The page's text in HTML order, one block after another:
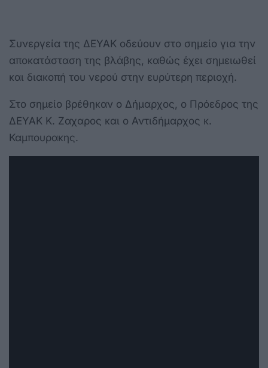
Συνεργεία της ΔΕΥΑΚ οδεύουν στο σημείο για την
αποκατάσταση της βλάβης, καθώς έχει σημειωθεί
και διακοπή του νερού στην ευρύτερη περιοχή.
Στο σημείο βρέθηκαν ο Δήμαρχος, ο Πρόεδρος της
ΔΕΥΑΚ Κ. Ζαχαρος και ο Αντιδήμαρχος κ.
Καμπουρακης.